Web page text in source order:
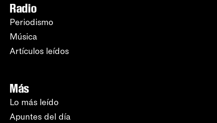
Radio
Periodismo
Música
Artículos leídos
Más
Lo más leído
Apuntes del día